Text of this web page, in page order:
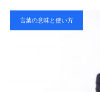
言葉の意味と使い方